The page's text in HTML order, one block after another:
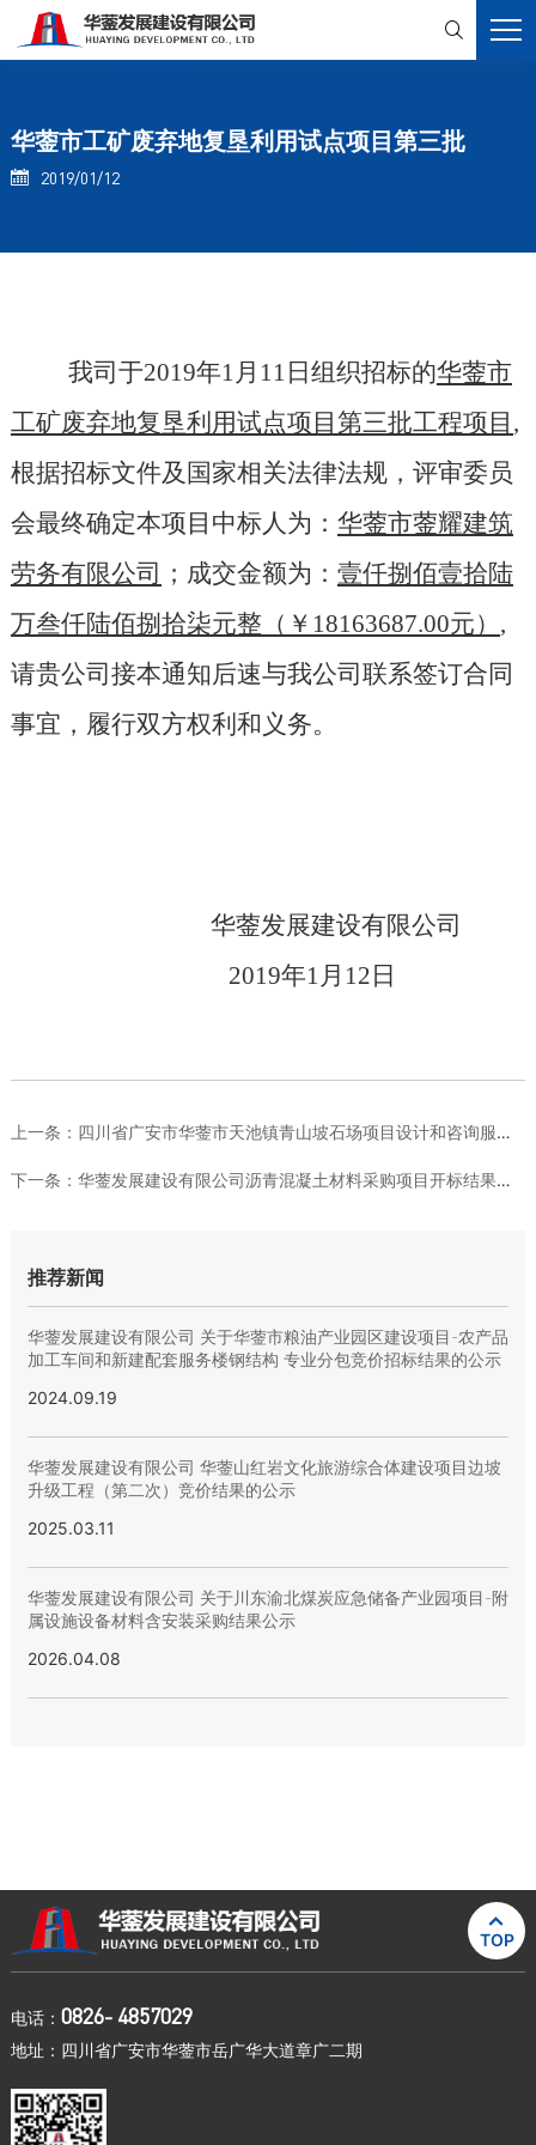

华蓥市工矿废弃地复垦利用试点项目第三批
 2019/01/12
我司于2019年1月11日组织招标的华蓥市
工矿废弃地复垦利用试点项目第三批工程项目 ,
根据招标文件及国家相关法律法规，评审委员
会最终确定本项目中标人为： 华蓥市蓥耀建筑
劳务有限公司 ；成交金额为： 壹仟捌佰壹拾陆
万叁仟陆佰捌拾柒元整（￥18163687.00元） ,
请贵公司接本通知后速与我公司联系签订合同
事宜，履行双方权利和义务。
华蓥发展建设有限公司
2019年1月12日
上一条： 四川省广安市华蓥市天池镇青山坡石场项目设计和咨询服务机构 采...
下一条： 华蓥发展建设有限公司沥青混凝土材料采购项目开标结果公告
推荐新闻
华蓥发展建设有限公司 关于华蓥市粮油产业园区建设项目-农产品
加工车间和新建配套服务楼钢结构 专业分包竞价招标结果的公示
2024.09.19
华蓥发展建设有限公司 华蓥山红岩文化旅游综合体建设项目边坡
升级工程（第二次）竞价结果的公示
2025.03.11
华蓥发展建设有限公司 关于川东渝北煤炭应急储备产业园项目-附
属设施设备材料含安装采购结果公示
2026.04.08

TOP
电话： 0826- 4857029
地址：四川省广安市华蓥市岳广华大道章广二期